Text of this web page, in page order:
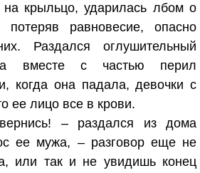
на крыльцо, ударилась лбом о
равновесие, опасно
Раздался оглушительный
вместе с частью перил
когда она падала, девочки с
ее лицо все в крови.
– раздался из дома
ее мужа, – разговор еще не
или так и не увидишь конец